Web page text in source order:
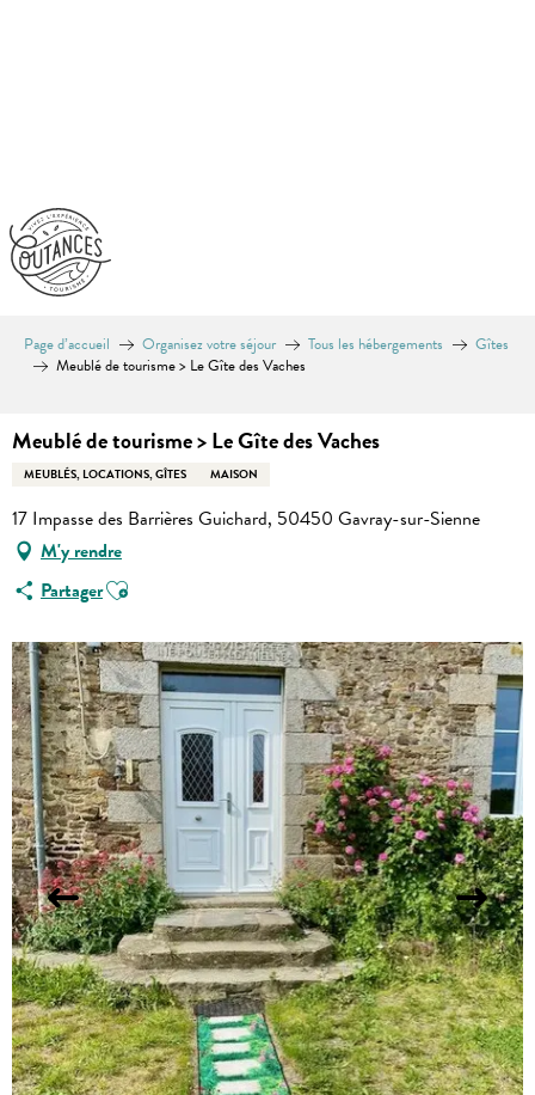
Page d’accueil Organisez votre séjour Tous les hébergements
Gîtes
Meublé de tourisme > Le Gîte des Vaches
Meublé de tourisme > Le Gîte des Vaches
MEUBLÉS, LOCATIONS, GÎTES MAISON
17 Impasse des Barrières Guichard, 50450 Gavray-sur-Sienne
M'y rendre
PartagerAjouter aux favoris